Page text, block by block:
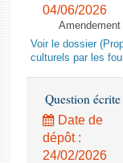
04/06/2026
Voir le dossier
culturels par les
Question
Date de
dépôt :
24/02/2026